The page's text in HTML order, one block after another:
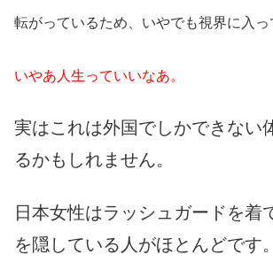
転がっているため、いやでも視界に入っ
いやあ人生っていいなあ。
実はこれは外国でしかできない
るかもしれません。
日本女性はラッシュガードを着
を隠している人がほとんどです。